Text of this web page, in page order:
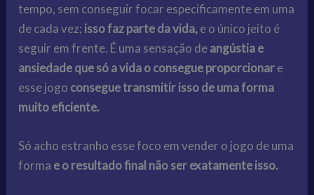
tempo, sem conseguir focar especificamente em uma
de cada vez; isso faz parte da vida,e o único jeito é
seguir em frente. É uma sensação deangústia e
ansiedade que só a vida o consegue proporcionare
esse jogo consegue transmitir isso de uma forma
muito eficiente.
Só acho estranho esse foco em vender o jogo de uma
forma e o resultado final não ser exatamente isso.